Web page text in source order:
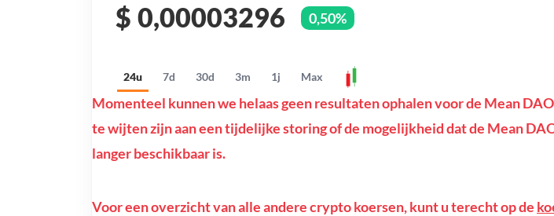
$ 0,00003296 0,50%
24u 7d 30d 3m 1j Max
Momenteel kunnen we helaas geen resultaten ophalen voor de Mean
te wijten zijn aan een tijdelijke storing of de mogelijkheid dat de Mean
langer beschikbaar is.
Voor een overzicht van alle andere crypto koersen, kunt u terecht op de